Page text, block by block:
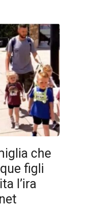
che
figli
l’ira